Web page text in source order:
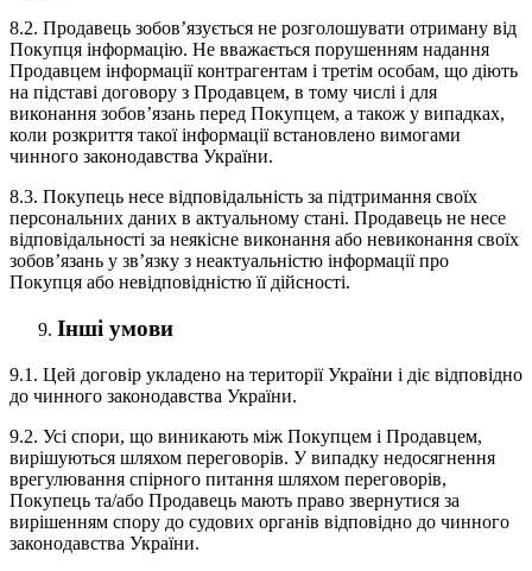
8.2. Продавець зобов’язується не розголошувати отриману від
Покупця інформацію. Не вважається порушенням надання
Продавцем інформації контрагентам і третім особам, що діють
на підставі договору з Продавцем, в тому числі і для
виконання зобов’язань перед Покупцем, а також у випадках,
коли розкриття такої інформації встановлено вимогами
чинного законодавства України.
8.3. Покупець несе відповідальність за підтримання своїх
персональних даних в актуальному стані. Продавець не несе
відповідальності за неякісне виконання або невиконання своїх
зобов’язань у зв’язку з неактуальністю інформації про
Покупця або невідповідністю її дійсності.
Інші умови
9.1. Цей договір укладено на території України і діє відповідно
до чинного законодавства України.
9.2. Усі спори, що виникають між Покупцем і Продавцем,
вирішуються шляхом переговорів. У випадку недосягнення
врегулювання спірного питання шляхом переговорів,
Покупець та/або Продавець мають право звернутися за
вирішенням спору до судових органів відповідно до чинного
законодавства України.